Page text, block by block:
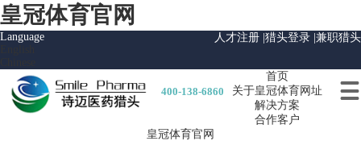
皇冠体育官网
Language
人才注册 | 猎头登录 | 兼职猎头
400-138-6860 
首页
关于皇冠体育网址
解决方案
合作客户
皇冠体育官网